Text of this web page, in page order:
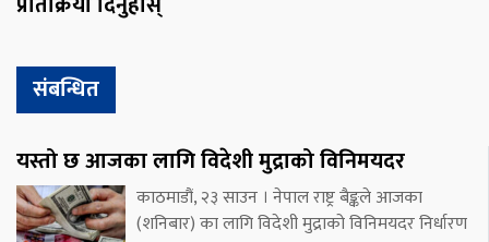
संबन्धित
यस्तो छ आजका लागि विदेशी मुद्राको विनिमयदर
काठमाडौं, २३ साउन । नेपाल राष्ट्र बैङ्कले आजका
(शनिबार) का लागि विदेशी मुद्राको विनिमयदर निर्धारण